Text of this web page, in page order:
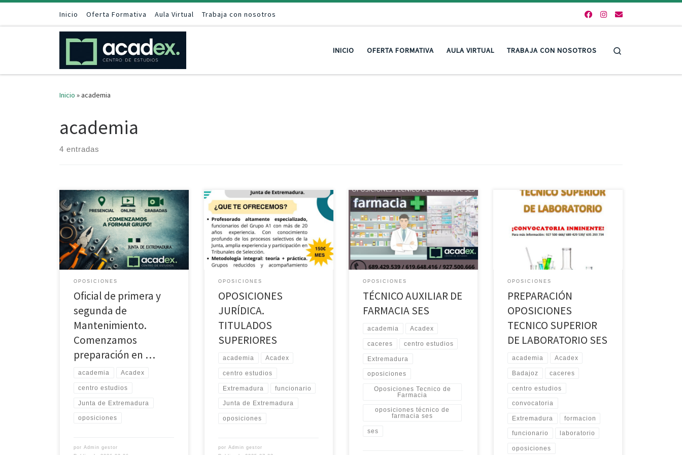
Saltar al contenido
Inicio Oferta Formativa Aula Virtual Trabaja con nosotros
INICIO OFERTA FORMATIVA AULA VIRTUAL TRABAJA CON NOSOTROS
Inicio »academia
academia
4 entradas
OPOSICIONES
Oficial de primera y
segunda de
Mantenimiento.
Comenzamos
preparación en …
academia Acadex
centro estudios
Junta de Extremadura
oposiciones
porAdmin gestor
OPOSICIONES
OPOSICIONES
JURÍDICA.
TITULADOS
SUPERIORES
academia Acadex
centro estudios
Extremadura funcionario
Junta de Extremadura
oposiciones
porAdmin gestor
PREPARACIÓN OPOSICIONES TÉCNICO
DE FARMACIA. SES
OPOSICIONES
TÉCNICO AUXILIAR DE
FARMACIA SES
academia Acadex
caceres centro estudios
Extremadura
oposiciones
Oposiciones Tecnico de
Farmacia
oposiciones técnico de
farmacia ses
ses
Acadex iniciará un nuevo grupo de
preparación de las Oposiciones del
SES de Técnico Superior de
Laboratorio, en Cáceres y Badajoz No
más información al
689.42.95.39/655.20.81.40/927.50.06.
OPOSICIONES
PREPARACIÓN
OPOSICIONES
TECNICO SUPERIOR
DE LABORATORIO SES
academia Acadex
Badajoz caceres
centro estudios
convocatoria
Extremadura formacion
funcionario laboratorio
oposiciones